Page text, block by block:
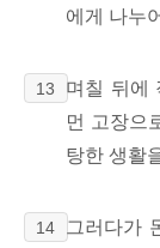
에게 나누
13
며칠 뒤에
먼 고장으
탕한 생활
14
그러다가